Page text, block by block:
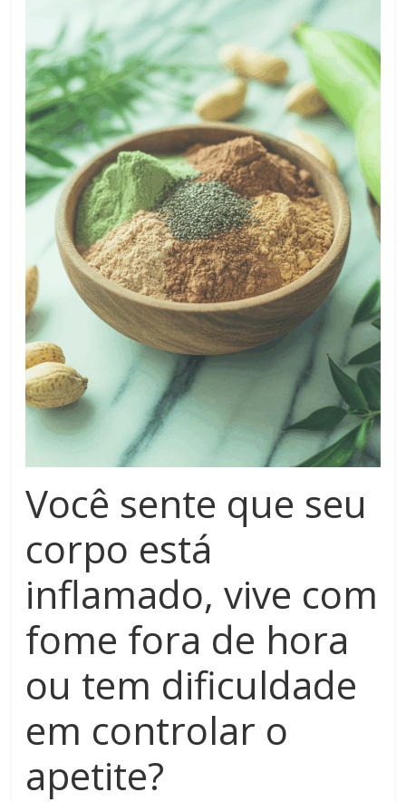
Você sente que seu
corpo está
inflamado, vive com
fome fora de hora
ou tem dificuldade
em controlar o
apetite?